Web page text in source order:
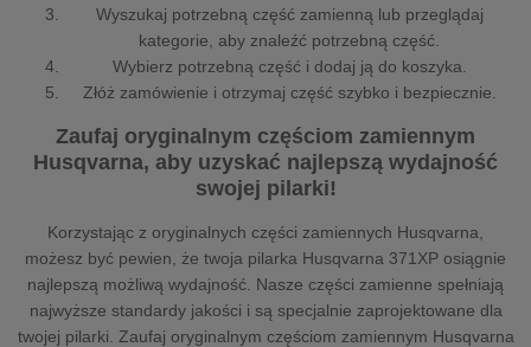
Wyszukaj potrzebną część zamienną lub przeglądaj
kategorie, aby znaleźć potrzebną część.
Wybierz potrzebną część i dodaj ją do koszyka.
Złóż zamówienie i otrzymaj część szybko i bezpiecznie.
Zaufaj oryginalnym częściom zamiennym
Husqvarna, aby uzyskać najlepszą wydajność
swojej pilarki!
Korzystając z oryginalnych części zamiennych Husqvarna,
możesz być pewien, że twoja pilarka Husqvarna 371XP osiągnie
najlepszą możliwą wydajność. Nasze części zamienne spełniają
najwyższe standardy jakości i są specjalnie zaprojektowane dla
twojej pilarki. Zaufaj oryginalnym częściom zamiennym Husqvarna